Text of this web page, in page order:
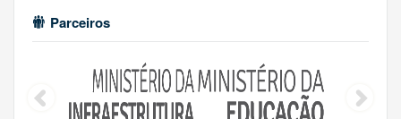
Parceiros